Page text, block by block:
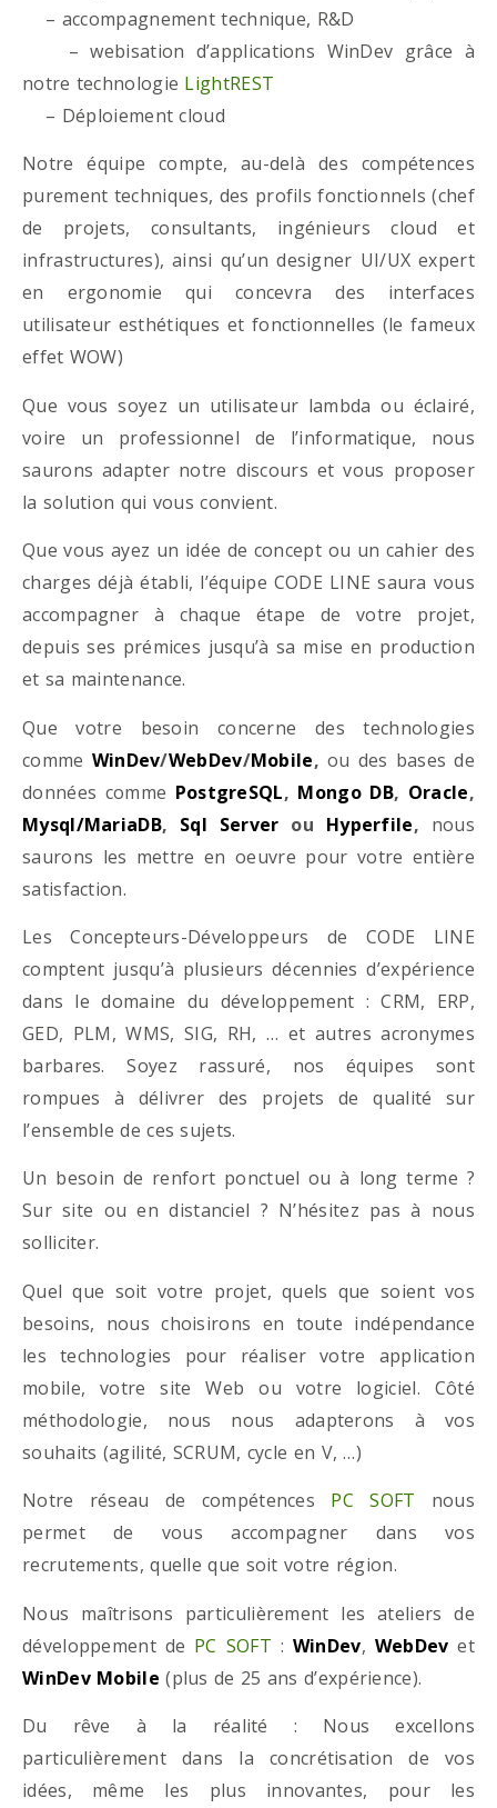
– accompagnement technique, R&D
– webisation d’applications WinDev grâce à
notre technologie LightREST
– Déploiement cloud
Notre équipe compte, au-delà des compétences
purement techniques, des profils fonctionnels (chef
de projets, consultants, ingénieurs cloud et
infrastructures), ainsi qu’un designer UI/UX expert
en ergonomie qui concevra des interfaces
utilisateur esthétiques et fonctionnelles (le fameux
effet WOW)
Que vous soyez un utilisateur lambda ou éclairé,
voire un professionnel de l’informatique, nous
saurons adapter notre discours et vous proposer
la solution qui vous convient.
Que vous ayez un idée de concept ou un cahier des
charges déjà établi, l’équipe CODE LINE saura vous
accompagner à chaque étape de votre projet,
depuis ses prémices jusqu’à sa mise en production
et sa maintenance.
Que votre besoin concerne des technologies
comme WinDev/WebDev/Mobile, ou des bases de
données comme PostgreSQL, Mongo DB, Oracle,
Mysql/MariaDB, Sql Server ou Hyperfile, nous
saurons les mettre en oeuvre pour votre entière
satisfaction.
Les Concepteurs-Développeurs de CODE LINE
comptent jusqu’à plusieurs décennies d’expérience
dans le domaine du développement : CRM, ERP,
GED, PLM, WMS, SIG, RH, … et autres acronymes
barbares. Soyez rassuré, nos équipes sont
rompues à délivrer des projets de qualité sur
l’ensemble de ces sujets.
Un besoin de renfort ponctuel ou à long terme ?
Sur site ou en distanciel ? N’hésitez pas à nous
solliciter.
Quel que soit votre projet, quels que soient vos
besoins, nous choisirons en toute indépendance
les technologies pour réaliser votre application
mobile, votre site Web ou votre logiciel. Côté
méthodologie, nous nous adapterons à vos
souhaits (agilité, SCRUM, cycle en V, …)
Notre réseau de compétences PC SOFT nous
permet de vous accompagner dans vos
recrutements, quelle que soit votre région.
Nous maîtrisons particulièrement les ateliers de
développement de PC SOFT : WinDev, WebDev et
WinDev Mobile (plus de 25 ans d’expérience).
Du rêve à la réalité : Nous excellons
particulièrement dans la concrétisation de vos
idées, même les plus innovantes, pour les